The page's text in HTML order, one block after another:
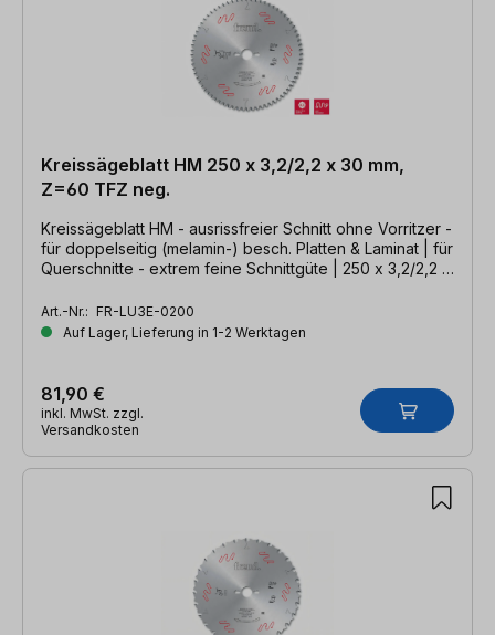
Kreissägeblatt HM 250 x 3,2/2,2 x 30 mm,
Z=60 TFZ neg.
Kreissägeblatt HM - ausrissfreier Schnitt ohne Vorritzer -
für doppelseitig (melamin-) besch. Platten & Laminat | für
Querschnitte - extrem feine Schnittgüte | 250 x 3,2/2,2 x
Art.-Nr.: FR-LU3E-0200
Auf Lager, Lieferung in 1-2 Werktagen
81,90 €
inkl. MwSt. zzgl.
Versandkosten